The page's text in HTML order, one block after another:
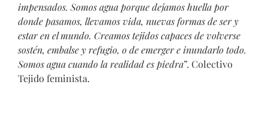
impensados. Somos agua porque dejamos huella por
donde pasamos, llevamos vida, nuevas formas de ser y
estar en el mundo. Creamos tejidos capaces de volverse
sostén, embalse y refugio, o de emerger e inundarlo todo.
Somos agua cuando la realidad es piedra”. Colectivo
Tejido feminista.